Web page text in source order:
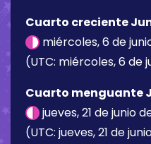
Cuarto creciente
miércoles, 6 de
(UTC: miércoles, 6 de
Cuarto menguante
jueves, 21 de junio
(UTC: jueves, 21 de